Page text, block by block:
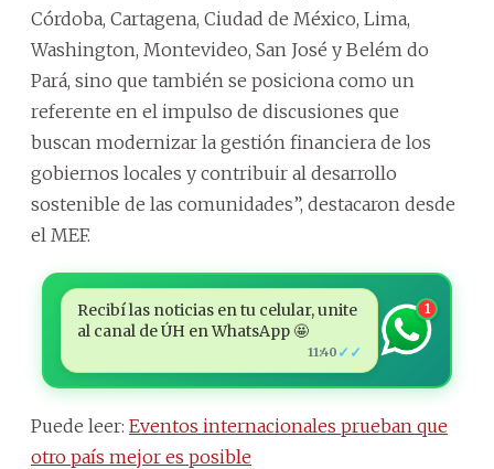
Córdoba, Cartagena, Ciudad de México, Lima,
Washington, Montevideo, San José y Belém do
Pará, sino que también se posiciona como un
referente en el impulso de discusiones que
buscan modernizar la gestión financiera de los
gobiernos locales y contribuir al desarrollo
sostenible de las comunidades”, destacaron desde
el MEF.
Recibí las noticias en tu celular, unite
al canal de ÚH en WhatsApp 🤩
11:40 ✓✓
1
Puede leer: Eventos internacionales prueban que
otro país mejor es posible